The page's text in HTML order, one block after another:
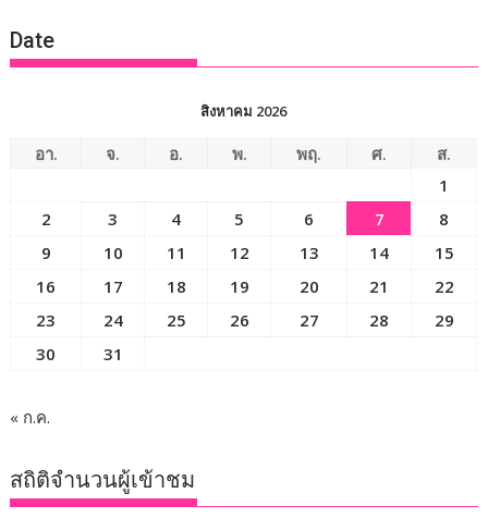
Date
สิงหาคม 2026
อา. จ. อ. พ. พฤ. ศ.
ส.
1
2
3 4 5 6 7
8
9
10 11 12 13 14
15
16
17 18 19 20 21
22
23
24 25 26 27 28
29
30
31
« ก.ค.
สถิติจำนวนผู้เข้าชม